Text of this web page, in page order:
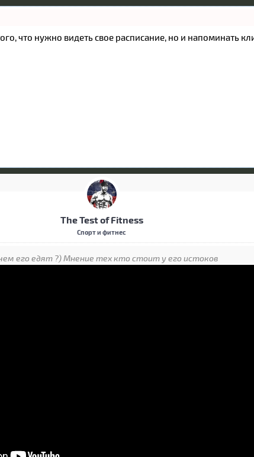
что нужно видеть свое расписание, но и напоминать
The Test of Fitness
Спорт и фитнес
его едят ?) Мнение тех кто стоит у его истоков